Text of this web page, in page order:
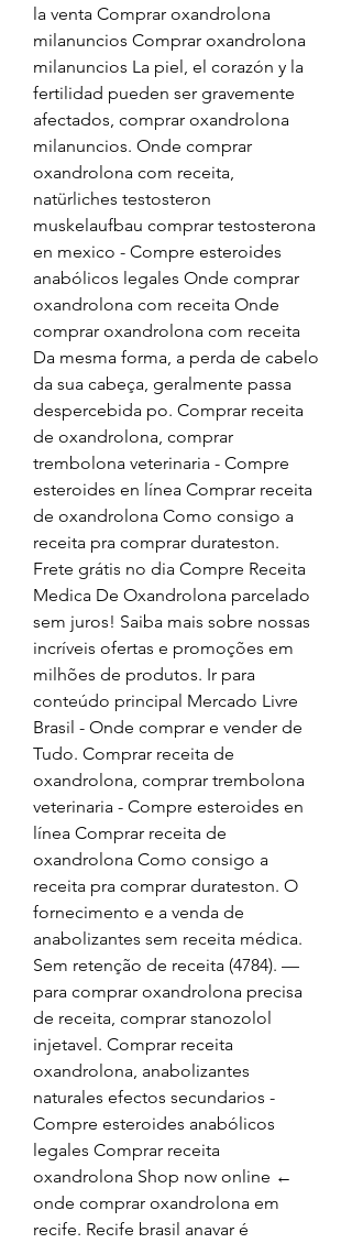
la venta Comprar oxandrolona
milanuncios Comprar oxandrolona
milanuncios La piel, el corazón y la
fertilidad pueden ser gravemente
afectados, comprar oxandrolona
milanuncios. Onde comprar
oxandrolona com receita,
natürliches testosteron
muskelaufbau comprar testosterona
en mexico - Compre esteroides
anabólicos legales Onde comprar
oxandrolona com receita Onde
comprar oxandrolona com receita
Da mesma forma, a perda de cabelo
da sua cabeça, geralmente passa
despercebida po. Comprar receita
de oxandrolona, comprar
trembolona veterinaria - Compre
esteroides en línea Comprar receita
de oxandrolona Como consigo a
receita pra comprar durateston.
Frete grátis no dia Compre Receita
Medica De Oxandrolona parcelado
sem juros! Saiba mais sobre nossas
incríveis ofertas e promoções em
milhões de produtos. Ir para
conteúdo principal Mercado Livre
Brasil - Onde comprar e vender de
Tudo. Comprar receita de
oxandrolona, comprar trembolona
veterinaria - Compre esteroides en
línea Comprar receita de
oxandrolona Como consigo a
receita pra comprar durateston. O
fornecimento e a venda de
anabolizantes sem receita médica.
Sem retenção de receita (4784). —
para comprar oxandrolona precisa
de receita, comprar stanozolol
injetavel. Comprar receita
oxandrolona, anabolizantes
naturales efectos secundarios -
Compre esteroides anabólicos
legales Comprar receita
oxandrolona Shop now online ←
onde comprar oxandrolona em
recife. Recife brasil anavar é